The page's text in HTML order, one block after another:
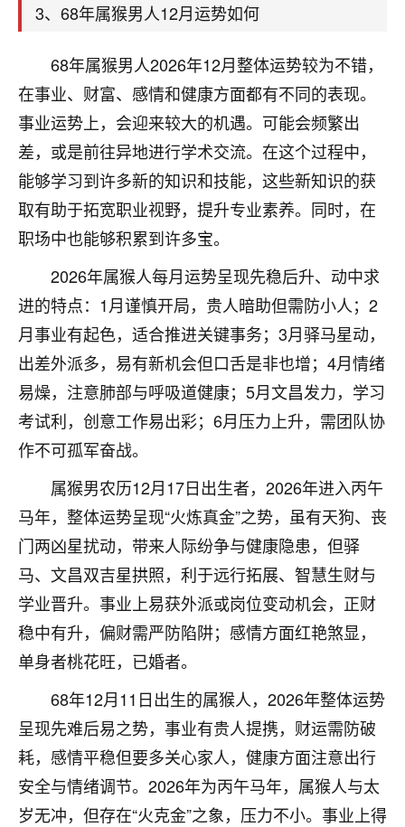
3、68年属猴男人12月运势如何
68年属猴男人2026年12月整体运势较为不错，
在事业、财富、感情和健康方面都有不同的表现。
事业运势上，会迎来较大的机遇。可能会频繁出
差，或是前往异地进行学术交流。在这个过程中，
能够学习到许多新的知识和技能，这些新知识的获
取有助于拓宽职业视野，提升专业素养。同时，在
职场中也能够积累到许多宝。
2026年属猴人每月运势呈现先稳后升、动中求
进的特点：1月谨慎开局，贵人暗助但需防小人；2
月事业有起色，适合推进关键事务；3月驿马星动，
出差外派多，易有新机会但口舌是非也增；4月情绪
易燥，注意肺部与呼吸道健康；5月文昌发力，学习
考试利，创意工作易出彩；6月压力上升，需团队协
作不可孤军奋战。
属猴男农历12月17日出生者，2026年进入丙午
马年，整体运势呈现“火炼真金”之势，虽有天狗、丧
门两凶星扰动，带来人际纷争与健康隐患，但驿
马、文昌双吉星拱照，利于远行拓展、智慧生财与
学业晋升。事业上易获外派或岗位变动机会，正财
稳中有升，偏财需严防陷阱；感情方面红艳煞显，
单身者桃花旺，已婚者。
68年12月11日出生的属猴人，2026年整体运势
呈现先难后易之势，事业有贵人提携，财运需防破
耗，感情平稳但要多关心家人，健康方面注意出行
安全与情绪调节。2026年为丙午马年，属猴人与太
岁无冲，但存在“火克金”之象，压力不小。事业上得
17分钟前 来自湖北
心若莲花
我是做餐饮的，这两年，生意屡屡受挫，店开一家关
一家，要么生意不好，生意好的就出事。前些年攒的
家底快败光了，真是倒霉！我也想找人看看到底怎么
回事？
鹿森：你可以找老师看看，人有时不服命不行
啊！
太阳当空赵：我也做餐饮的，生意不算大，但
是我从找店开始都是找慧来老师跟进的，选
址、风水、还有开业日子，哪哪都看了，虽然
大环境不好，但是我家生意还可以，前几天又
刚找老师做了补财库，希望财运更好一点！
2小时前 来自海南 18
梦醒时分
我女儿高二叛逆，大半年不上学，一说她就要死要活
的，把我们两口子愁的不行，朋友给我推荐的慧来老
做完，我女儿跟变了个人一样，不期望她能考多好的
大学，只要能安安稳稳的把书读了，身体心理都健健
康康的我就很知足了！
鹿森：可怜天下父母心啊！
3小时前 来自河北 16
付深
三个，找老师的时候是抱着侥幸心理，没想到老师看
着我晋升有望，我半信半疑的按照老师建议，做了化
太岁还有一个发钱粮，本来年前的人事调整，拖到年
后，我以为都没戏了，结果开年一上班，开会提拔升
职第一个就是我，职务无所谓，主要是底薪加了
3000，非常开心，无论如何，感恩感谢！🙏🏻